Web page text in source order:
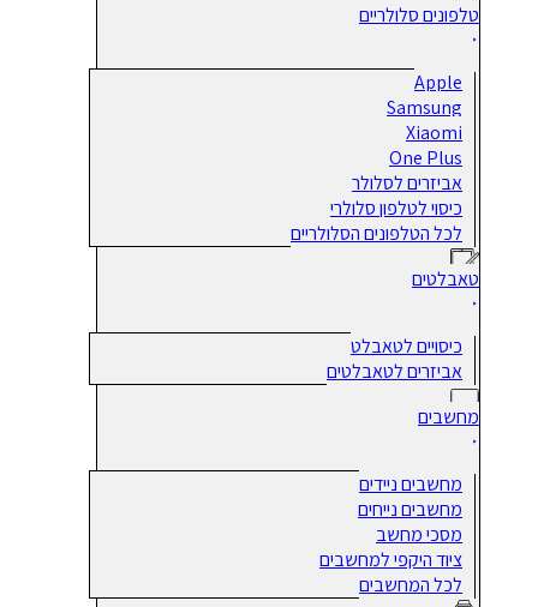
טלפונים סלולריים
Apple
Samsung
Xiaomi
One Plus
אביזרים לסלולר
כיסוי לטלפון סלולרי
לכל הטלפונים הסלולריים
טאבלטים
כיסויים לטאבלט
אביזרים לטאבלטים
מחשבים
מחשבים ניידים
מחשבים נייחים
מסכי מחשב
ציוד היקפי למחשבים
לכל המחשבים